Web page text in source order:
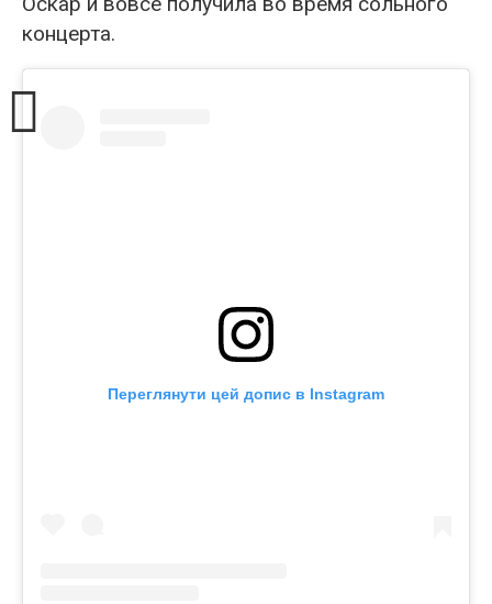
концерта.
Переглянути цей допис в Instagram